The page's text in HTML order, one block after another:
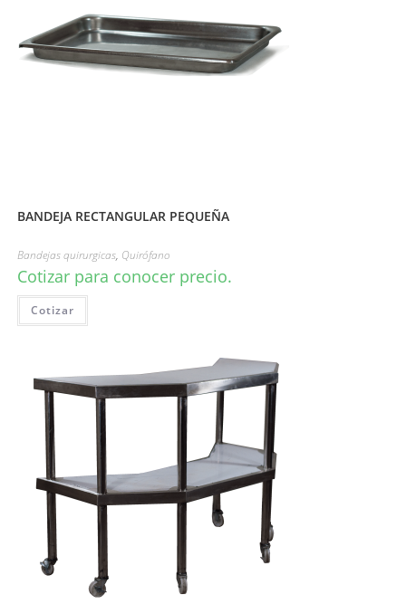
BANDEJA RECTANGULAR PEQUEÑA
Bandejas quirurgicas, Quirófano
Cotizar para conocer precio.
Cotizar